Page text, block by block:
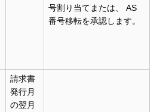
号割り当てまたは、 AS
番号移転を承認します。
請求書
発行月
の翌月